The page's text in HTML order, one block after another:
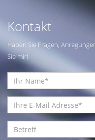
Kontakt
Haben Sie Fragen,
Sie mir!